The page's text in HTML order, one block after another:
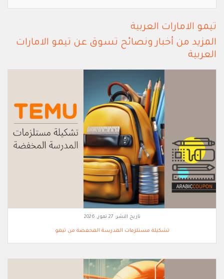
تيمو الامارات العربية
المزيد من أخبار ونصائح تسوق عن تيمو الامارات
العربية
تاريخ النشر: 27 تموز, 2026
تشكيلة مستلزمات المدرسة المخفضة من تيمو